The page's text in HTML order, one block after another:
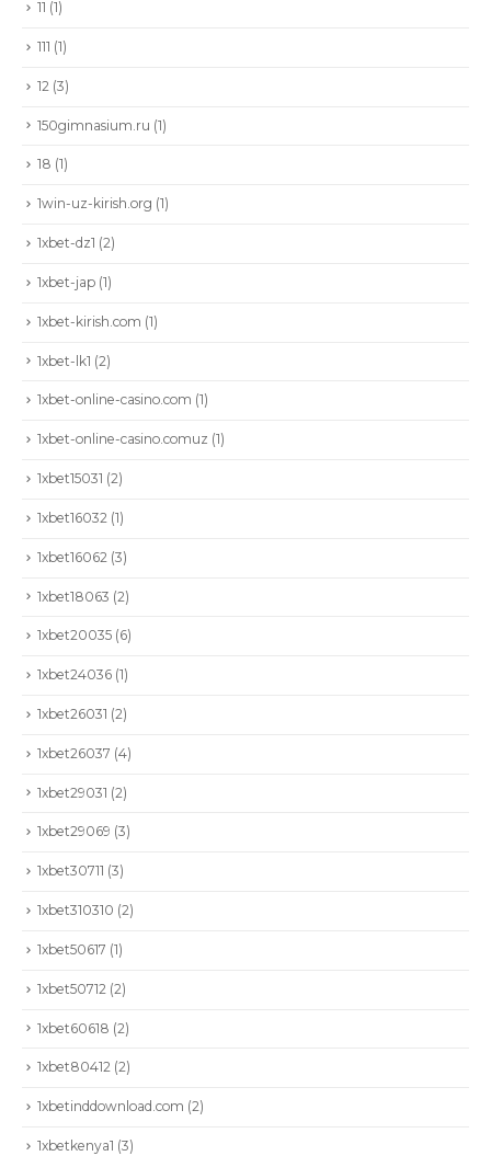
11 (1)
111 (1)
12 (3)
150gimnasium.ru (1)
18 (1)
1win-uz-kirish.org (1)
1xbet-dz1 (2)
1xbet-jap (1)
1xbet-kirish.com (1)
1xbet-lk1 (2)
1xbet-online-casino.com (1)
1xbet-online-casino.comuz (1)
1xbet15031 (2)
1xbet16032 (1)
1xbet16062 (3)
1xbet18063 (2)
1xbet20035 (6)
1xbet24036 (1)
1xbet26031 (2)
1xbet26037 (4)
1xbet29031 (2)
1xbet29069 (3)
1xbet30711 (3)
1xbet310310 (2)
1xbet50617 (1)
1xbet50712 (2)
1xbet60618 (2)
1xbet80412 (2)
1xbetinddownload.com (2)
1xbetkenya1 (3)